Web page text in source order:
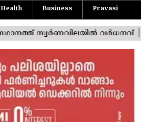
Health Business Pravasi